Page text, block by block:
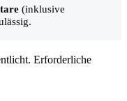
(inklusive
Erforderliche